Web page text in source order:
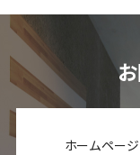
ホームペー